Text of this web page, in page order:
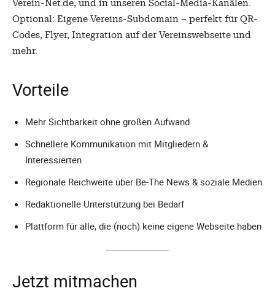
Verein-Net.de, und in unseren Social-Media-Kanälen.
Optional: Eigene Vereins-Subdomain – perfekt für QR-
Codes, Flyer, Integration auf der Vereinswebseite und
mehr.
Vorteile
Mehr Sichtbarkeit ohne großen Aufwand
Schnellere Kommunikation mit Mitgliedern &
Interessierten
Regionale Reichweite über Be-The.News & soziale Medien
Redaktionelle Unterstützung bei Bedarf
Plattform für alle, die (noch) keine eigene Webseite haben
Jetzt mitmachen